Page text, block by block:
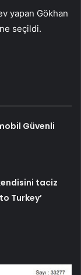
yapan Gökhan
seçildi.
Güvenli
taciz
Turkey’